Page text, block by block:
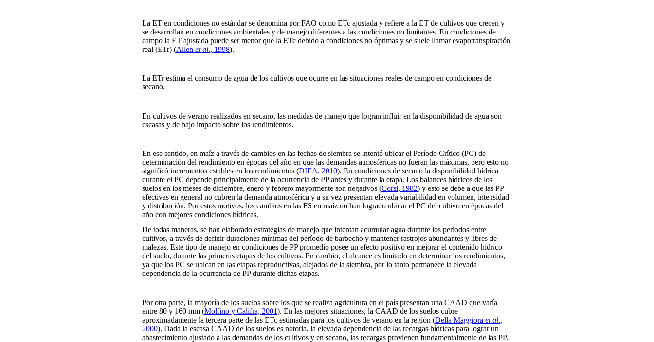
La ET en condiciones no estándar se denomina por FAO como ETc ajustada y refiere a la ET de cultivos que crecen y
se desarrollan en condiciones ambientales y de manejo diferentes a las condiciones no limitantes. En condiciones de
campo la ET ajustada puede ser menor que la ETc debido a condiciones no óptimas y se suele llamar evapotranspiración
real (ETr) (Allen et al., 1998).
La ETr estima el consumo de agua de los cultivos que ocurre en las situaciones reales de campo en condiciones de
secano.
En cultivos de verano realizados en secano, las medidas de manejo que logran influir en la disponibilidad de agua son
escasas y de bajo impacto sobre los rendimientos.
En ese sentido, en maíz a través de cambios en las fechas de siembra se intentó ubicar el Período Crítico (PC) de
determinación del rendimiento en épocas del año en que las demandas atmosféricas no fueran las máximas, pero esto no
significó incrementos estables en los rendimientos (DIEA, 2010). En condiciones de secano la disponibilidad hídrica
durante el PC depende principalmente de la ocurrencia de PP antes y durante la etapa. Los balances hídricos de los
suelos en los meses de diciembre, enero y febrero mayormente son negativos (Corsi, 1982) y esto se debe a que las PP
efectivas en general no cubren la demanda atmosférica y a su vez presentan elevada variabilidad en volumen, intensidad
y distribución. Por estos motivos, los cambios en las FS en maíz no han logrado ubicar el PC del cultivo en épocas del
año con mejores condiciones hídricas.
De todas maneras, se han elaborado estrategias de manejo que intentan acumular agua durante los períodos entre
cultivos, a través de definir duraciones mínimas del período de barbecho y mantener rastrojos abundantes y libres de
malezas. Este tipo de manejo en condiciones de PP promedio posee un efecto positivo en mejorar el contenido hídrico
del suelo, durante las primeras etapas de los cultivos. En cambio, el alcance es limitado en determinar los rendimientos,
ya que los PC se ubican en las etapas reproductivas, alejados de la siembra, por lo tanto permanece la elevada
dependencia de la ocurrencia de PP durante dichas etapas.
Por otra parte, la mayoría de los suelos sobre los que se realiza agricultura en el país presentan una CAAD que varía
entre 80 y 160 mm (Molfino y Califra, 2001). En las mejores situaciones, la CAAD de los suelos cubre
aproximadamente la tercera parte de las ETc estimadas para los cultivos de verano en la región (Della Maggiora et al.,
2000). Dada la escasa CAAD de los suelos es notoria, la elevada dependencia de las recargas hídricas para lograr un
abastecimiento ajustado a las demandas de los cultivos y en secano, las recargas provienen fundamentalmente de las PP.